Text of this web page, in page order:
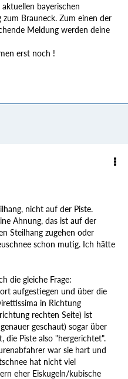
bayerischen
Brauneck. Zum einen der
Meldung werden deine
erst noch !
nicht auf der Piste.
Ahnung, das ist auf der
Steilhang zugehen oder
schon mutig. Ich hätte
die gleiche Frage:
aufgestiegen und über die
in Richtung
rechten Seite) ist
geschaut) sogar über
die Piste also "hergerichtet".
war sie hart und
hat nicht viel
eher Eiskugeln/kubische